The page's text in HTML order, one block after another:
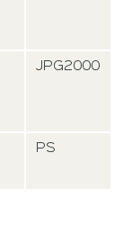
JPG2000
PS